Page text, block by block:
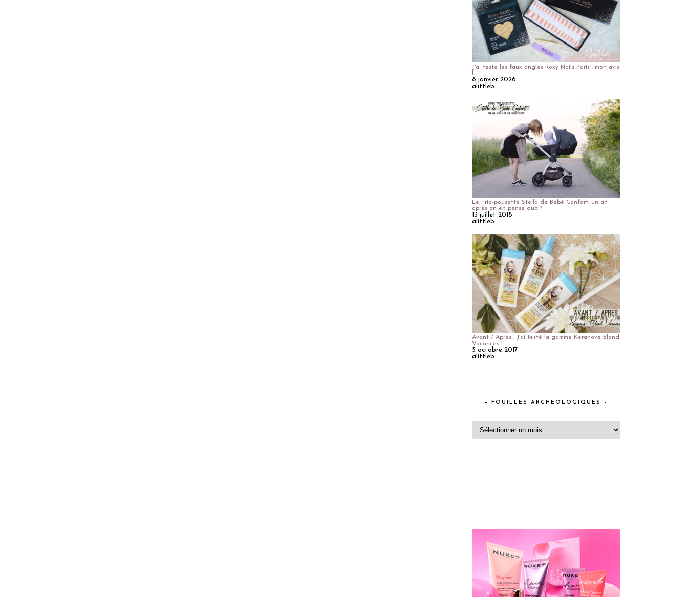
J'ai testé les faux ongles Roxy Nails Paris : mon avis
!
8 janvier 2026
alittleb
Le Trio-pousette Stella de Bébé Confort, un an
après on en pense quoi?
13 juillet 2018
alittleb
Avant / Après : J'ai testé la gamme Keranove Blond
Vacances !
5 octobre 2017
alittleb
– FOUILLES ARCHEOLOGIQUES –